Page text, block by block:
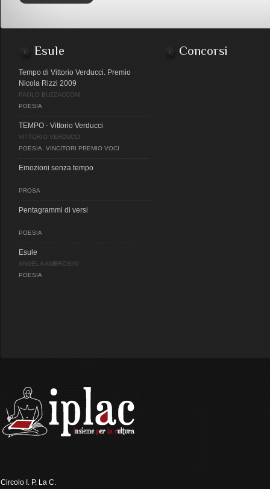
Esule
Tempo di Vittorio Verducci. Premio
Nicola Rizzi 2009
PAOLO BUZZACCONI
POESIA
TEMPO - Vittorio Verducci
VITTORIO VERDUCCI
POESIA
VINCITORI PREMIO VOCI
Emozioni senza tempo
PROSA
Pentagrammi di versi
POESIA
Esule
ANGELA AMBROSINI
POESIA
Concorsi
Circolo I. P. La C.